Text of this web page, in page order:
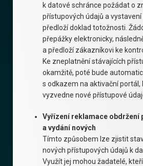
k datové schránce požádat o
přístupových údajů a vystavení
předloží doklad totožnosti.
přepážky elektronicky,
a předloží zákazníkovi ke
Ke zneplatnění stávajících
okamžitě, poté bude
s odkazem na aktivační portál,
vyzvedne nové přístupové
Vyřízení reklamace obdržení
a vydání nových
Tímto způsobem lze zjistit
nových přístupových údajů k
Využít jej mohou žadatelé,